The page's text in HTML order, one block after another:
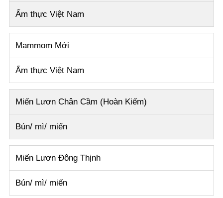
Ẩm thực Việt Nam
Mammom Mới
Ẩm thực Việt Nam
Miến Lươn Chân Cầm (Hoàn Kiếm)
Bún/ mì/ miến
Miến Lươn Đông Thịnh
Bún/ mì/ miến